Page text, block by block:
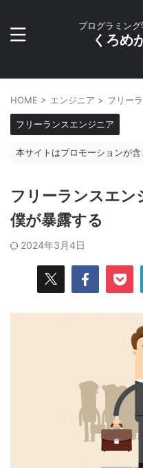
プログラミン
くろめ
HOME > エンジニア > フリー
フリーランスエンジニア
本サイトはプロモーションが含
フリーランスエン
僕が暴露する
2024年3月4日